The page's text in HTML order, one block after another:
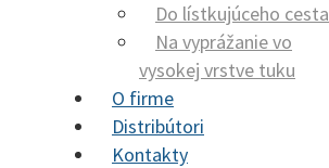
Do lístkujúceho cesta
Na vyprážanie vo
vysokej vrstve tuku
O firme
Distribútori
Kontakty